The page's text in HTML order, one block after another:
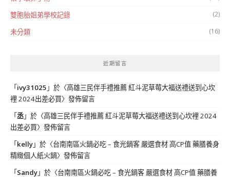
雙胞胎姐弟學校記錄 (2)
未分類 (16)
近期留言
「 ivy31025 」於〈高雄三民伴手禮推薦 紅斗泥草莓大福送禮送到心坎
裡 2024出差必買〉發佈留言
「丞」於〈高雄三民伴手禮推薦 紅斗泥草莓大福送禮送到心坎裡 2024
出差必買〉發佈留言
「 kelly」於〈台南南區火鍋必吃 – 食光鍋客 嚴選食材 高CP值 藥膳養身
精緻個人紙火鍋〉發佈留言
「 Sandy」於〈台南南區火鍋必吃 – 食光鍋客 嚴選食材 高CP值 藥膳養